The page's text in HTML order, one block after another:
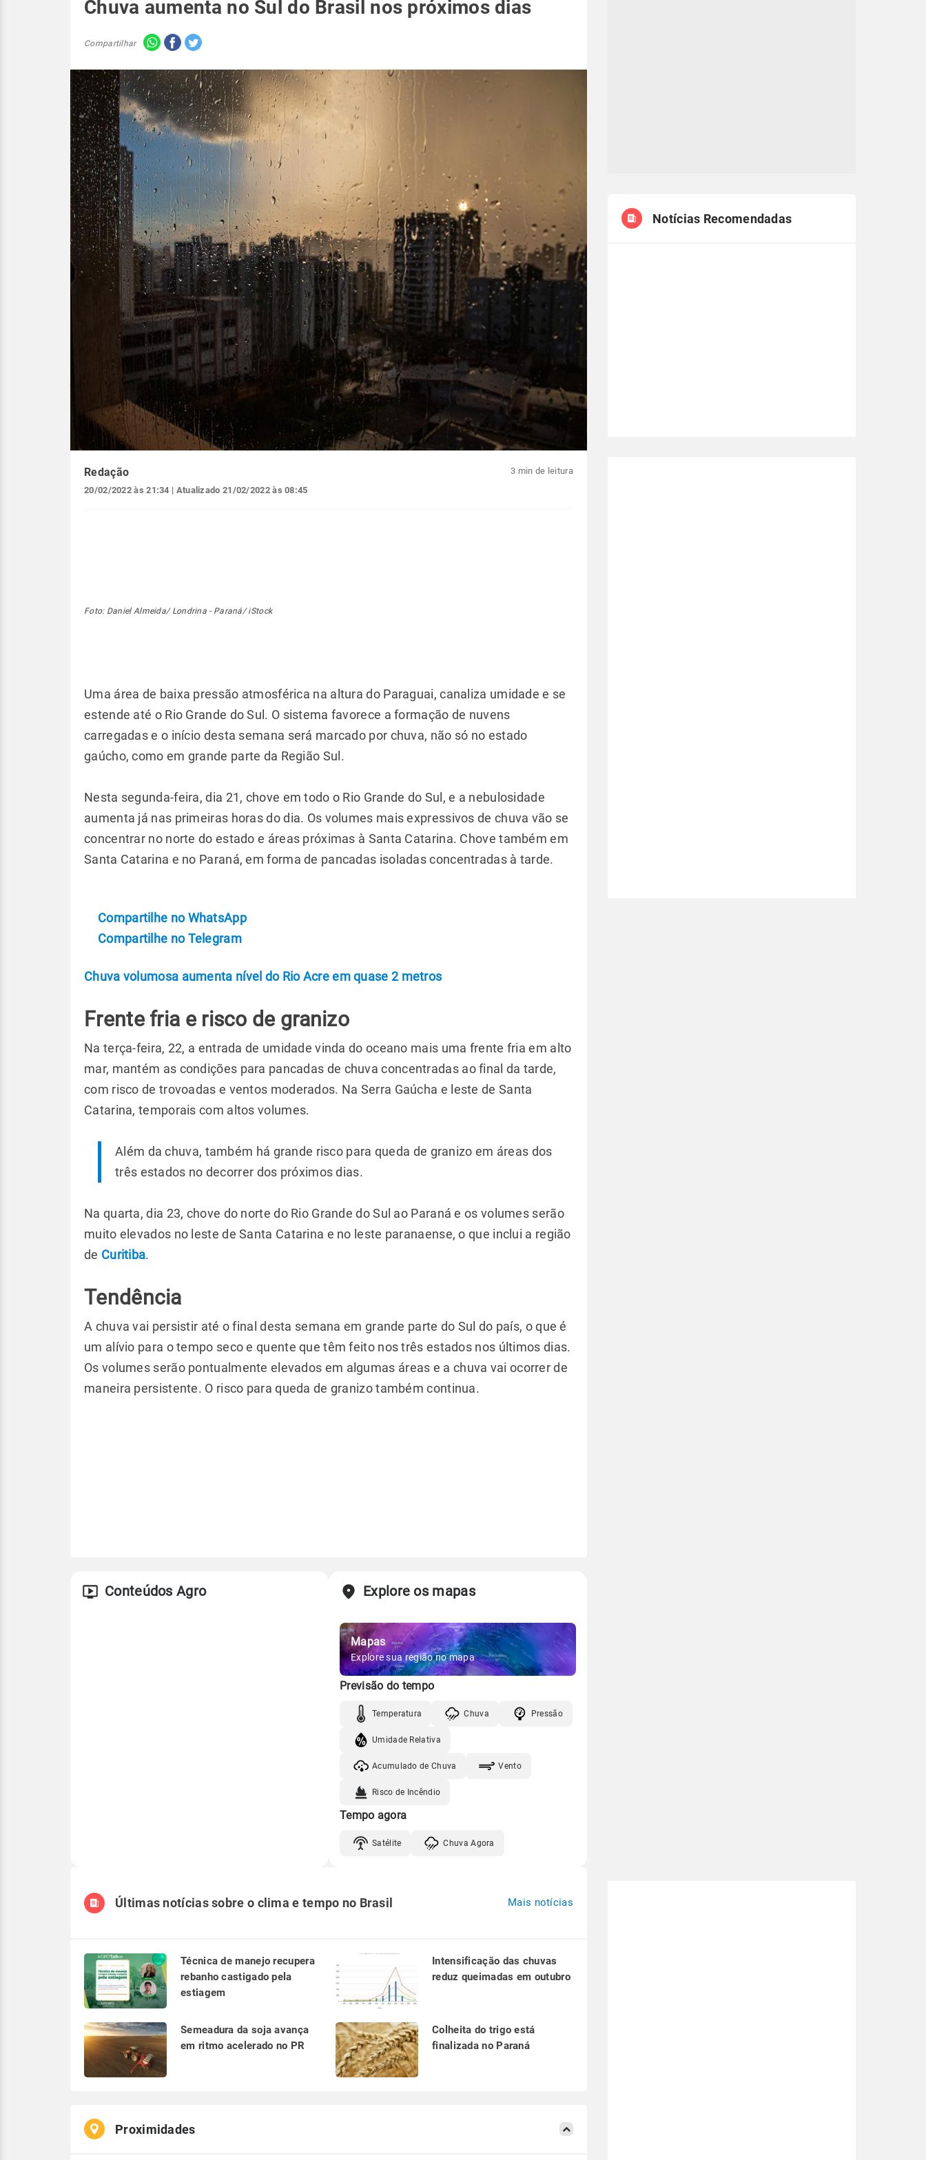
Chuva aumenta no Sul do Brasil nos próximos dias
Compartilhar
Redação
20/02/2022 às 21:34 | Atualizado 21/02/2022 às 08:45
3 min de leitura
Foto: Daniel Almeida/ Londrina - Paraná/ iStock
Uma área de baixa pressão atmosférica na altura do Paraguai, canaliza umidade e se
estende até o Rio Grande do Sul. O sistema favorece a formação de nuvens
carregadas e o início desta semana será marcado por chuva, não só no estado
gaúcho, como em grande parte da Região Sul.
Nesta segunda-feira, dia 21, chove em todo o Rio Grande do Sul, e a nebulosidade
aumenta já nas primeiras horas do dia. Os volumes mais expressivos de chuva vão se
concentrar no norte do estado e áreas próximas à Santa Catarina. Chove também em
Santa Catarina e no Paraná, em forma de pancadas isoladas concentradas à tarde.
Compartilhe no WhatsApp
Compartilhe no Telegram
Chuva volumosa aumenta nível do Rio Acre em quase 2 metros
Frente fria e risco de granizo
Na terça-feira, 22, a entrada de umidade vinda do oceano mais uma frente fria em alto
mar, mantém as condições para pancadas de chuva concentradas ao final da tarde,
com risco de trovoadas e ventos moderados. Na Serra Gaúcha e leste de Santa
Catarina, temporais com altos volumes.
Além da chuva, também há grande risco para queda de granizo em áreas dos
três estados no decorrer dos próximos dias.
Na quarta, dia 23, chove do norte do Rio Grande do Sul ao Paraná e os volumes serão
muito elevados no leste de Santa Catarina e no leste paranaense, o que inclui a região
de Curitiba.
Tendência
A chuva vai persistir até o final desta semana em grande parte do Sul do país, o que é
um alívio para o tempo seco e quente que têm feito nos três estados nos últimos dias.
Os volumes serão pontualmente elevados em algumas áreas e a chuva vai ocorrer de
maneira persistente. O risco para queda de granizo também continua.
Conteúdos Agro Explore os mapas
Mapas
Explore sua região no mapa
Previsão do tempo
Temperatura Chuva Pressão
Umidade Relativa
Acumulado de Chuva Vento
Risco de Incêndio
Tempo agora
Satélite Chuva Agora
Notícias Recomendadas
Últimas notícias sobre o clima e tempo no Brasil Mais notícias
Técnica de manejo recupera
rebanho castigado pela
estiagem
Intensificação das chuvas
reduz queimadas em outubro
Semeadura da soja avança
em ritmo acelerado no PR
Colheita do trigo está
finalizada no Paraná
Proximidades